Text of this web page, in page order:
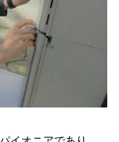
るための休暇制度
す。
象期間内に2回取得
り）
さまへのサービス